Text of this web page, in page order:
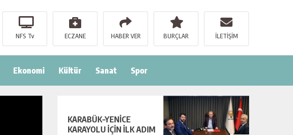
NFS Tv ECZANE HABER VER BURÇLAR İLETİŞİM
Ekonomi Kültür Sanat Spor
KARABÜK–YENİCE
KARAYOLU İÇİN İLK ADIM